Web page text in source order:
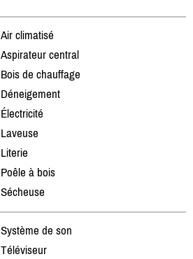
Air climatisé
Aspirateur central
Bois de chauffage
Déneigement
Électricité
Laveuse
Literie
Poêle à bois
Sécheuse
Système de son
Téléviseur